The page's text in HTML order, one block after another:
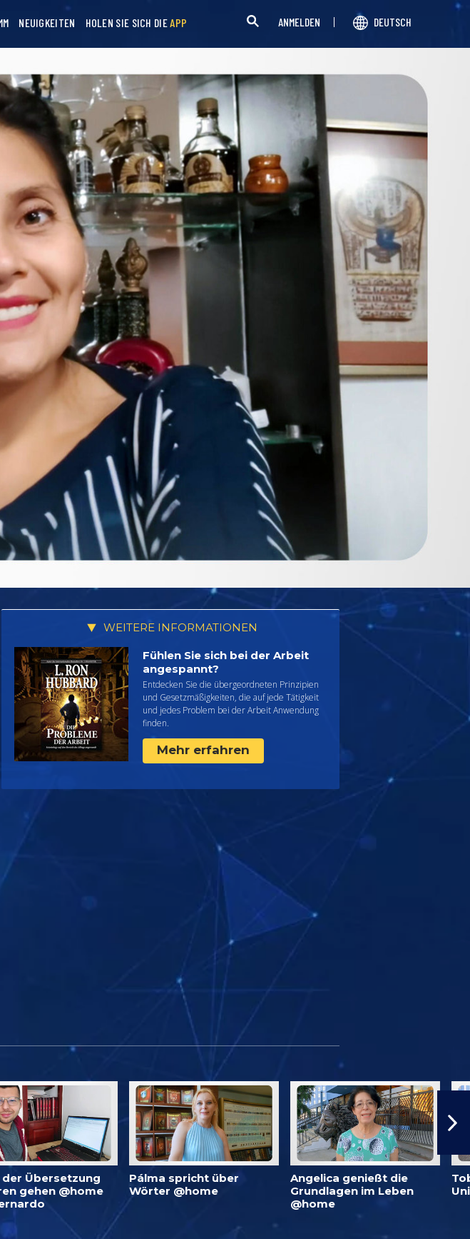
NEUIGKEITEN HOLEN SIE SICH DIEAPP ANMELDEN DEUTSCH
WEITERE INFORMATIONEN
Fühlen Sie sich bei der Arbeit
angespannt?
Entdecken Sie die übergeordneten Prinzipien
und Gesetzmäßigkeiten, die auf jede Tätigkeit
und jedes Problem bei der Arbeit Anwendung
finden.
Mehr erfahren
der Übersetzung
gehen @home
Pálma spricht über
Wörter @home
Angelica genießt die
Grundlagen im Leben
@home